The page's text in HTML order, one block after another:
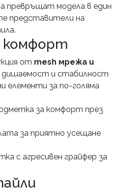
превръщат модела в един
представители на
комфорт
от mesh мрежа и
дишаемост и стабилност
елементи за по-голяма
за комфорт през
за приятно усещане
с агресивен грайфер за